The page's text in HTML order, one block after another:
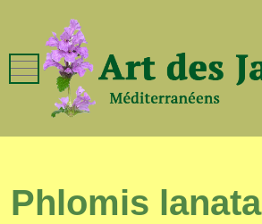
Mobile Menu Toggle
Phlomis lanata